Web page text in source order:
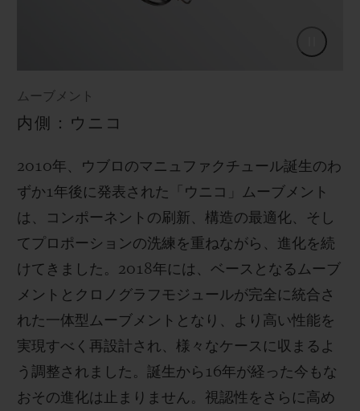
ムーブメント
内側：ウニコ
2010年、ウブロのマニュファクチュール誕生のわ
ずか1年後に発表された「ウニコ」ムーブメント
は、コンポーネントの刷新、構造の最適化、そし
てプロポーションの洗練を重ねながら、進化を続
けてきました。2018年には、ベースとなるムーブ
メントとクロノグラフモジュールが完全に統合さ
れた一体型ムーブメントとなり、より高い性能を
実現すべく再設計され、様々なケースに収まるよ
う調整されました。誕生から16年が経った今もな
おその進化は止まりません。視認性をさらに高め